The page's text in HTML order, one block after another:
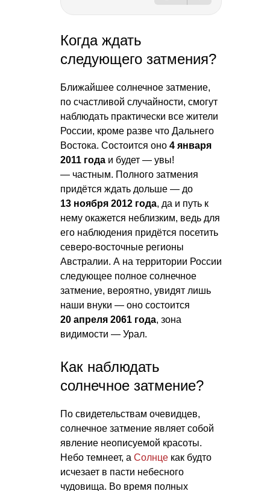
Когда ждать
следующего затмения?
Ближайшее солнечное затмение,
по счастливой случайности, смогут
наблюдать практически все жители
России, кроме разве что Дальнего
Востока. Состоится оно 4 января
2011 года и будет — увы!
— частным. Полного затмения
придётся ждать дольше — до
13 ноября 2012 года, да и путь к
нему окажется неблизким, ведь для
его наблюдения придётся посетить
северо-восточные регионы
Австралии. А на территории России
следующее полное солнечное
затмение, вероятно, увидят лишь
наши внуки — оно состоится
20 апреля 2061 года, зона
видимости — Урал.
Как наблюдать
солнечное затмение?
По свидетельствам очевидцев,
солнечное затмение являет собой
явление неописуемой красоты.
Небо темнеет, а Солнце как будто
исчезает в пасти небесного
чудовища. Во время полных